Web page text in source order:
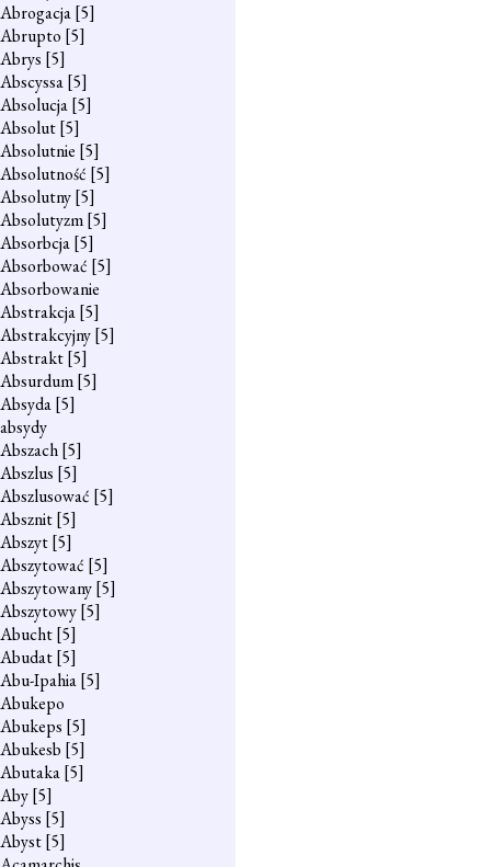
Abrogacja[5]
Abrupto [5]
Abrys [5]
Abscyssa[5]
Absolucja[5]
Absolut[5]
Absolutnie [5]
Absolutność [5]
Absolutny[5]
Absolutyzm[5]
Absorbcja[5]
Absorbować [5]
Absorbowanie
Abstrakcja[5]
Abstrakcyjny[5]
Abstrakt[5]
Absurdum[5]
Absyda[5]
absydy
Abszach[5]
Abszlus [5]
Abszlusować [5]
Absznit[5]
Abszyt[5]
Abszytować [5]
Abszytowany[5]
Abszytowy[5]
Abucht[5]
Abudat[5]
Abu-Ipahia[5]
Abukepo
Abukeps [5]
Abukesb [5]
Abutaka[5]
Aby[5]
Abyss [5]
Abyst[5]